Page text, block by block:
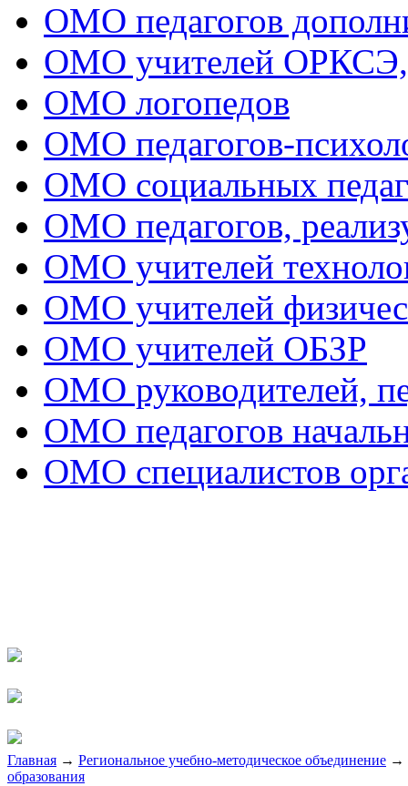
ОМО педагогов
ОМО учителей
ОМО логопедов
ОМО педагогов-
ОМО социальных
ОМО педагогов,
ОМО учителей
ОМО учителей
ОМО учителей ОБЗР
ОМО руководителей,
ОМО педагогов
ОМО специалистов
Главная → Региональное учебно-методическое объединение →
образования